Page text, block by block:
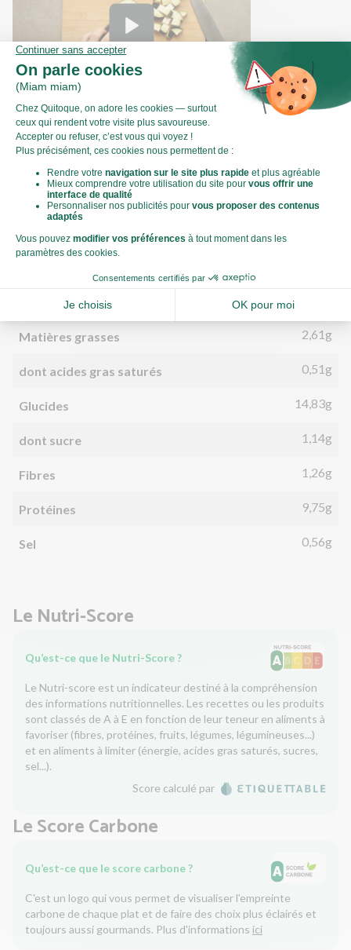
Comment couper une aubergine en dés ?
Valeurs nutritionnelles
Par personne
Énergie (kCal) 126kCal
Matières grasses 2,61g
dont acides gras saturés 0,51g
Glucides 14,83g
dont sucre 1,14g
Fibres 1,26g
Protéines 9,75g
Sel 0,56g
Le Nutri-Score
Qu’est-ce que le Nutri-Score ?
Le Nutri-score est un indicateur destiné à la compréhension
des informations nutritionnelles. Les recettes ou les produits
sont classés de A à E en fonction de leur teneur en aliments à
favoriser (fibres, protéines, fruits, légumes, légumineuses...)
et en aliments à limiter (énergie, acides gras saturés, sucres,
sel...).
Score calculé par
Le Score Carbone
Qu’est-ce que le score carbone ?
C'est un logo qui vous permet de visualiser l’empreinte
carbone de chaque plat et de faire des choix plus éclairés et
toujours aussi gourmands. Plus d'informations ici